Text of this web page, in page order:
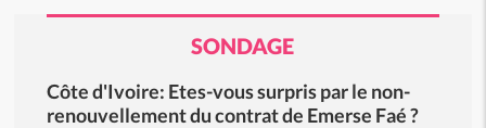
SONDAGE
Côte d'Ivoire: Etes-vous surpris par le non-
renouvellement du contrat de Emerse Faé ?